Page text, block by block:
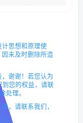
思想和原理使
未及时删除所造
谢谢！若您认为
到您的权益，请联
处理。
，请联系我们，